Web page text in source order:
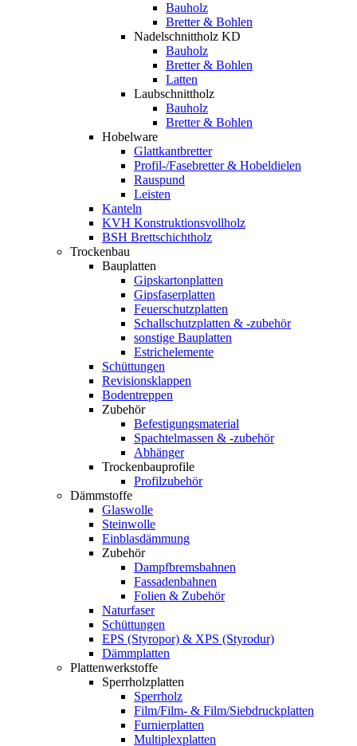
Bauholz
Bretter & Bohlen
Nadelschnittholz KD
Bauholz
Bretter & Bohlen
Latten
Laubschnittholz
Bauholz
Bretter & Bohlen
Hobelware
Glattkantbretter
Profil-/Fasebretter & Hobeldielen
Rauspund
Leisten
Kanteln
KVH Konstruktionsvollholz
BSH Brettschichtholz
Trockenbau
Bauplatten
Gipskartonplatten
Gipsfaserplatten
Feuerschutzplatten
Schallschutzplatten & -zubehör
sonstige Bauplatten
Estrichelemente
Schüttungen
Revisionsklappen
Bodentreppen
Zubehör
Befestigungsmaterial
Spachtelmassen & -zubehör
Abhänger
Trockenbauprofile
Profilzubehör
Dämmstoffe
Glaswolle
Steinwolle
Einblasdämmung
Zubehör
Dampfbremsbahnen
Fassadenbahnen
Folien & Zubehör
Naturfaser
Schüttungen
EPS (Styropor) & XPS (Styrodur)
Dämmplatten
Plattenwerkstoffe
Sperrholzplatten
Sperrholz
Film/Film- & Film/Siebdruckplatten
Furnierplatten
Multiplexplatten